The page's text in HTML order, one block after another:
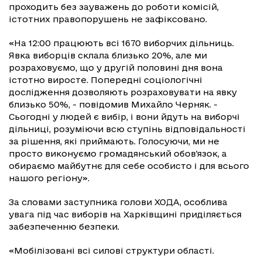
проходить без зауважень до роботи комісій,
істотних правопорушень не зафіксовано.
«На 12:00 працюють всі 1670 виборчих дільниць.
Явка виборців склала близько 20%, але ми
розраховуємо, що у другій половині дня вона
істотно виросте. Попередні соціологічні
дослідження дозволяють розраховувати на явку
близько 50%, - повідомив Михайло Черняк. -
Сьогодні у людей є вибір, і вони йдуть на виборчі
дільниці, розуміючи всю ступінь відповідальності
за рішення, які приймають. Голосуючи, ми не
просто виконуємо громадянський обов'язок, а
обираємо майбутнє для себе особисто і для всього
нашого регіону».
За словами заступника голови ХОДА, особлива
увага під час виборів на Харківщині приділяється
забезпеченню безпеки.
«Мобілізовані всі силові структури області.